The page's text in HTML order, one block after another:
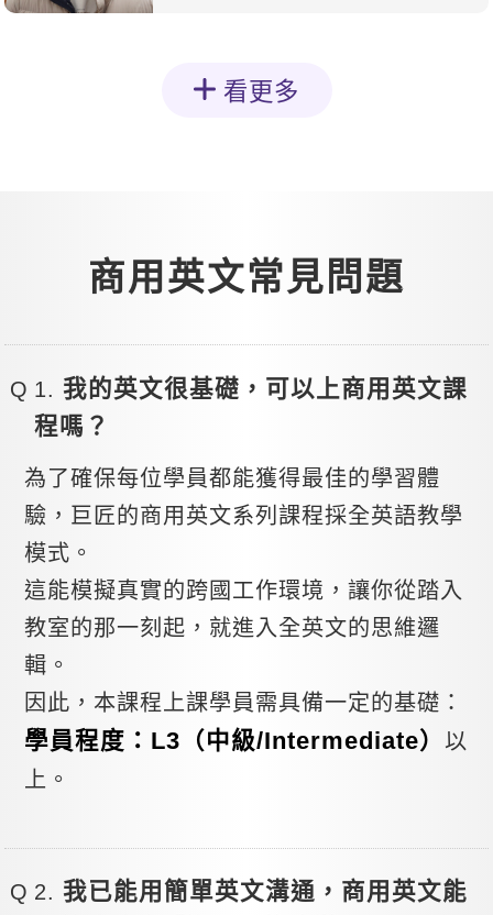
看更多
商用英文常見問題
我的英文很基礎，可以上商用英文課
程嗎？
為了確保每位學員都能獲得最佳的學習體
驗，巨匠的商用英文系列課程採全英語教學
模式。
這能模擬真實的跨國工作環境，讓你從踏入
教室的那一刻起，就進入全英文的思維邏
輯。
因此，本課程上課學員需具備一定的基礎：
學員程度：L3（中級/Intermediate） 以
上。
我已能用簡單英文溝通，商用英文能